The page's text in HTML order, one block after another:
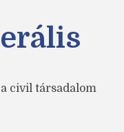
civil társadalom